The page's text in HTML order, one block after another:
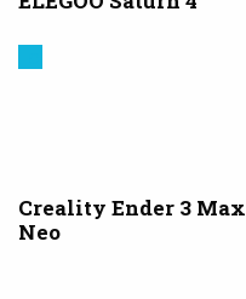
Creality Ender 3 Max
Neo